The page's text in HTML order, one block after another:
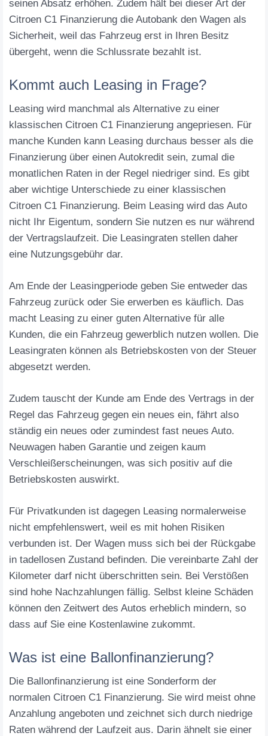
seinen Absatz erhöhen. Zudem hält bei dieser Art der
Citroen C1 Finanzierung die Autobank den Wagen als
Sicherheit, weil das Fahrzeug erst in Ihren Besitz
übergeht, wenn die Schlussrate bezahlt ist.
Kommt auch Leasing in Frage?
Leasing wird manchmal als Alternative zu einer
klassischen Citroen C1 Finanzierung angepriesen. Für
manche Kunden kann Leasing durchaus besser als die
Finanzierung über einen Autokredit sein, zumal die
monatlichen Raten in der Regel niedriger sind. Es gibt
aber wichtige Unterschiede zu einer klassischen
Citroen C1 Finanzierung. Beim Leasing wird das Auto
nicht Ihr Eigentum, sondern Sie nutzen es nur während
der Vertragslaufzeit. Die Leasingraten stellen daher
eine Nutzungsgebühr dar.
Am Ende der Leasingperiode geben Sie entweder das
Fahrzeug zurück oder Sie erwerben es käuflich. Das
macht Leasing zu einer guten Alternative für alle
Kunden, die ein Fahrzeug gewerblich nutzen wollen. Die
Leasingraten können als Betriebskosten von der Steuer
abgesetzt werden.
Zudem tauscht der Kunde am Ende des Vertrags in der
Regel das Fahrzeug gegen ein neues ein, fährt also
ständig ein neues oder zumindest fast neues Auto.
Neuwagen haben Garantie und zeigen kaum
Verschleißerscheinungen, was sich positiv auf die
Betriebskosten auswirkt.
Für Privatkunden ist dagegen Leasing normalerweise
nicht empfehlenswert, weil es mit hohen Risiken
verbunden ist. Der Wagen muss sich bei der Rückgabe
in tadellosen Zustand befinden. Die vereinbarte Zahl der
Kilometer darf nicht überschritten sein. Bei Verstößen
sind hohe Nachzahlungen fällig. Selbst kleine Schäden
können den Zeitwert des Autos erheblich mindern, so
dass auf Sie eine Kostenlawine zukommt.
Was ist eine Ballonfinanzierung?
Die Ballonfinanzierung ist eine Sonderform der
normalen Citroen C1 Finanzierung. Sie wird meist ohne
Anzahlung angeboten und zeichnet sich durch niedrige
Raten während der Laufzeit aus. Darin ähnelt sie einer